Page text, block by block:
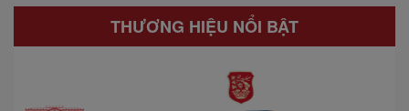
THƯƠNG HIỆU NỔI BẬT